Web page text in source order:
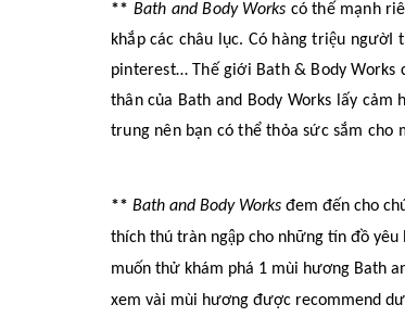
** Bath and Body Works có thế mạnh
khắp các châu lục. Có hàng triệu
pinterest… Thế giới Bath & Body Works
thân của Bath and Body Works lấy cảm
trung nên bạn có thể thỏa sức sắm
** Bath and Body Works đem đến cho
thích thú tràn ngập cho những tín đồ yêu
muốn thử khám phá 1 mùi hương Bath
xem vài mùi hương được recommend